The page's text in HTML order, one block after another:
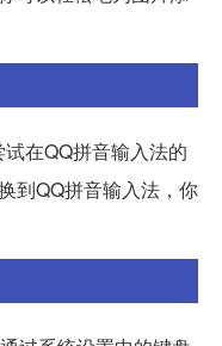
在QQ拼音输入法的
到QQ拼音输入法，你